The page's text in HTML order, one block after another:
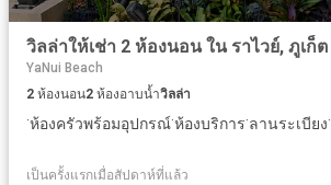
วิลล่าให้เช่า 2 ห้องนอน ใน ราไวย์, ภูเก็ต
YaNui Beach
2 ห้องนอน2 ห้องอาบน้ำวิลล่า
·ห้องครัวพร้อมอุปกรณ์·ห้องบริการ·ลานระเบียง·
เป็นครั้งแรกเมื่อสัปดาห์ที่แล้ว